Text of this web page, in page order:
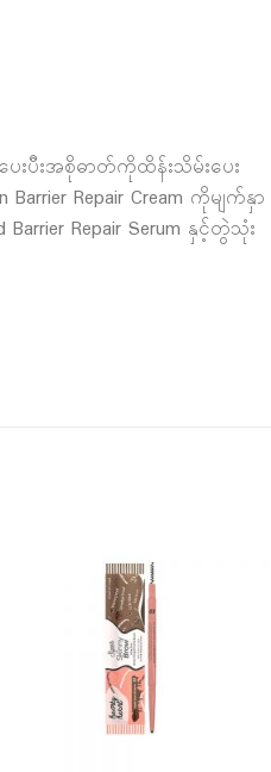
ပေးပီးအစိုဓာတ်ကိုထိန်းသိမ်းပေး
Repair Cream ကိုမျက်နှာ
Repair Serum နှင့်တွဲသုံး